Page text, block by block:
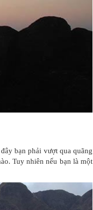
bạn phải vượt qua quãng
Tuy nhiên nếu bạn là một